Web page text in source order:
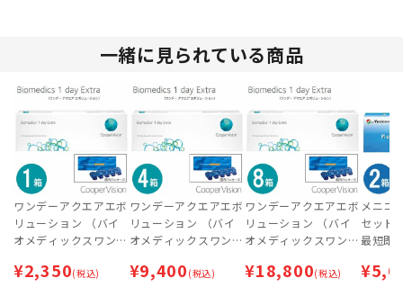
一緒に見られている商品
ワンデーアクエアエボ
リューション （バイ
オメディックスワンデ
箋なし・処方箋不要
¥2,350(税込)
ワンデーアクエアエボ
リューション （バイ
オメディックスワンデ
ット
¥9,400 (税込)
ワンデーアクエアエボ
リューション （バイ
オメディックスワンデ
ット【※2梱包に分け
¥18,800(税込)
メニコ
セット
最短即
¥